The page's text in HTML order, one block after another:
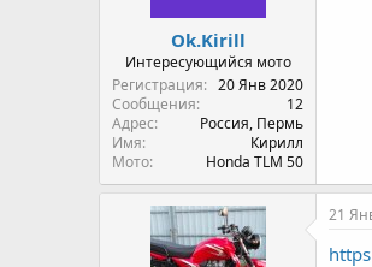
а
Ok.Kirill
Интересующийся мото
Регистрация
20 Янв 2020
Сообщения
12
Адрес
Россия, Пермь
Имя
Кирилл
Мото
Honda TLM 50
21